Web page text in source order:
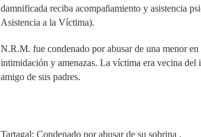
damnificada reciba acompañamiento y asistencia
Asistencia a la Víctima).
N.R.M. fue condenado por abusar de una menor
intimidación y amenazas. La víctima era vecina del
amigo de sus padres.
Tartagal: Condenado por abusar de su sobrina .